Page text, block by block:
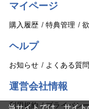
マイページ
購入履歴 特典管理
ヘルプ
お知らせ よくある質問
運営会社情報
利用規約 プライバシ